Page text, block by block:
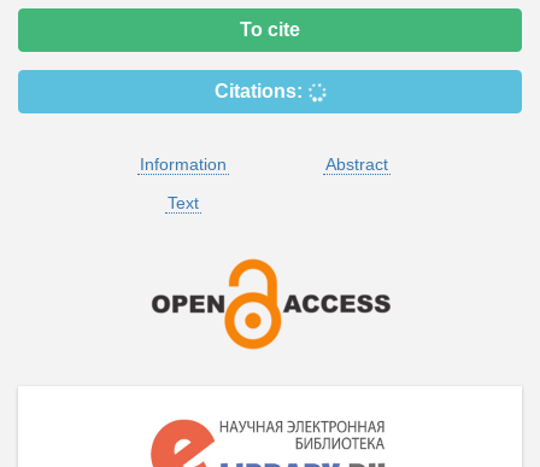
To cite
Citations:
Information
Abstract
Text